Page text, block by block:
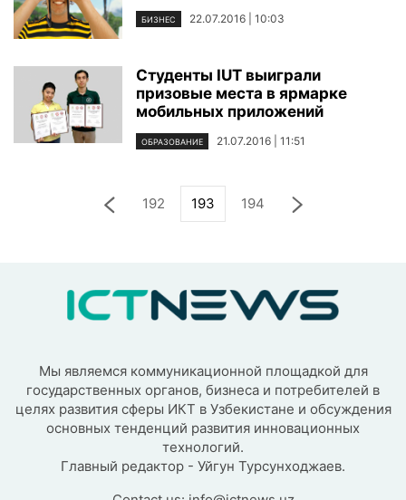
БИЗНЕС 22.07.2016 | 10:03
Студенты IUT выиграли
призовые места в ярмарке
мобильных приложений
ОБРАЗОВАНИЕ 21.07.2016 | 11:51
192 193 194
Мы являемся коммуникационной площадкой для
государственных органов, бизнеса и потребителей в
целях развития сферы ИКТ в Узбекистане и обсуждения
основных тенденций развития инновационных
технологий.
Главный редактор - Уйгун Турсунходжаев.